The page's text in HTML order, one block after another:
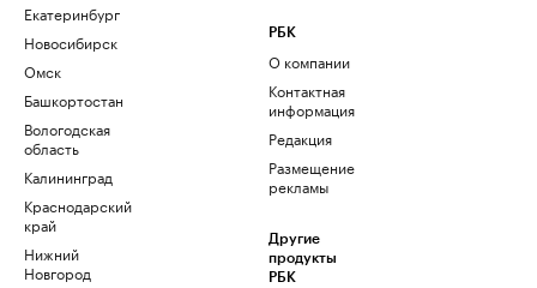
Екатеринбург
Новосибирск
Омск
Башкортостан
Вологодская
область
Калининград
Краснодарский
край
Нижний
Новгород
РБК
О компании
Контактная
информация
Редакция
Размещение
рекламы
Другие
продукты
РБК